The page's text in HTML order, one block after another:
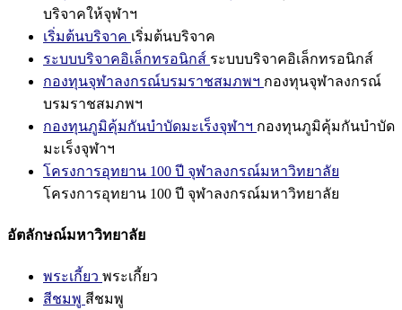
บริจาคให้จุฬาฯ
เริ่มต้นบริจาค เริ่มต้นบริจาค
ระบบบริจาคอิเล็กทรอนิกส์ ระบบบริจาคอิเล็กทรอนิกส์
กองทุนจุฬาลงกรณ์บรมราชสมภพฯ กองทุนจุฬาลงกรณ์
บรมราชสมภพฯ
กองทุนภูมิคุ้มกันบำบัดมะเร็งจุฬาฯ กองทุนภูมิคุ้มกันบำบัด
มะเร็งจุฬาฯ
โครงการอุทยาน 100 ปี จุฬาลงกรณ์มหาวิทยาลัย
โครงการอุทยาน 100 ปี จุฬาลงกรณ์มหาวิทยาลัย
อัตลักษณ์มหาวิทยาลัย
พระเกี้ยว พระเกี้ยว
สีชมพู สีชมพู